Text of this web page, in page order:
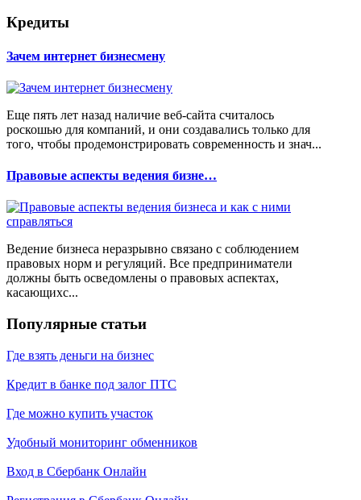
Кредиты
Зачем интернет бизнесмену
Еще пять лет назад наличие веб-сайта считалось
роскошью для компаний, и они создавались только для
того, чтобы продемонстрировать современность и знач...
Правовые аспекты ведения бизне…
Ведение бизнеса неразрывно связано с соблюдением
правовых норм и регуляций. Все предприниматели
должны быть осведомлены о правовых аспектах,
касающихс...
Популярные статьи
Где взять деньги на бизнес
Кредит в банке под залог ПТС
Где можно купить участок
Удобный мониторинг обменников
Вход в Сбербанк Онлайн